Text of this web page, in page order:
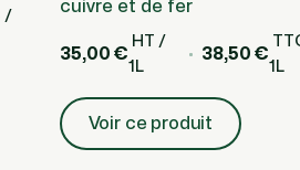
/
cuivre et de fer
35,00 €
HT /
1L
38,50 €
1L
Voir ce produit